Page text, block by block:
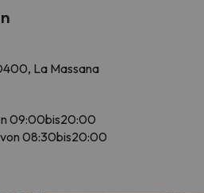
La Massana
09:00bis20:00
von 08:30bis20:00